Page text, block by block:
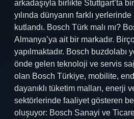
arkadaşıyla birlikte Stuttgart’ta
yılında dünyanın farklı
kutlandı. Bosch Türk malı mı?
Almanya’ya ait bir markadır.
yapılmaktadır. Bosch buzdolabı
önde gelen teknoloji ve servis
olan Bosch Türkiye, mobilite,
dayanıklı tüketim malları, enerji
sektörlerinde faaliyet gösteren
oluşuyor: Bosch Sanayi ve